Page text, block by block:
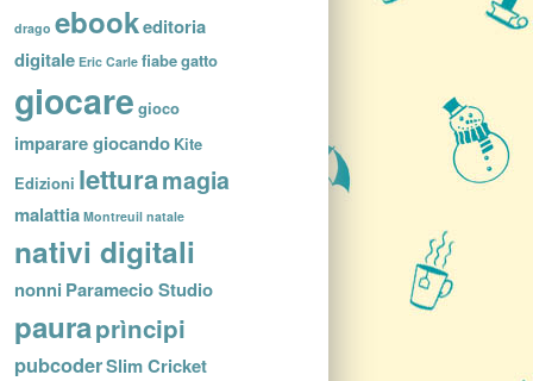
drago ebookeditoria
digitale Eric Carle fiabegatto
giocare gioco
imparare giocando Kite
Edizioni letturamagia
malattia Montreuil natale
nativi digitali
nonni Paramecio Studio
pauraprìncipi
pubcoderSlim Cricket